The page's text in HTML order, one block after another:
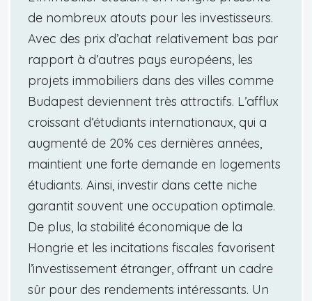
de nombreux atouts pour les investisseurs.
Avec des prix d’achat relativement bas par
rapport à d’autres pays européens, les
projets immobiliers dans des villes comme
Budapest deviennent très attractifs. L’afflux
croissant d’étudiants internationaux, qui a
augmenté de 20% ces dernières années,
maintient une forte demande en logements
étudiants. Ainsi, investir dans cette niche
garantit souvent une occupation optimale.
De plus, la stabilité économique de la
Hongrie et les incitations fiscales favorisent
l’investissement étranger, offrant un cadre
sûr pour des rendements intéressants. Un